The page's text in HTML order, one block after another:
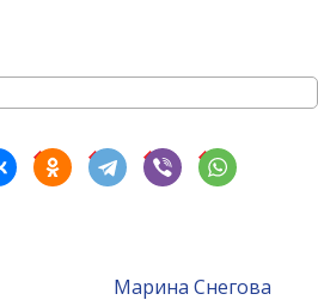
Mарина Снегова